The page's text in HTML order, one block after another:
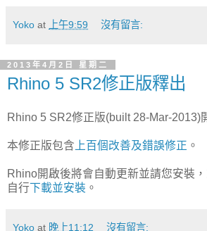
Yoko at 上午9:59 沒有留言:
2013年4月2日 星期二
Rhino 5 SR2修正版釋出
Rhino 5 SR2修正版(built 28-Mar-2013)
本修正版包含 上百個改善及錯誤修正 。
Rhino開啟後將會自動更新並請您安裝
自行下載並安裝 。
Yoko at 晚上11:12 沒有留言: